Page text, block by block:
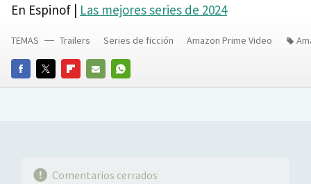
En Espinof | Las mejores series de 2024
FACEBOOKTWITTERFLIPBOARD
E-
WHATSAPP
TEMAS Trailers Series de ficción Amazon Prime Video
Comentarios cerrados